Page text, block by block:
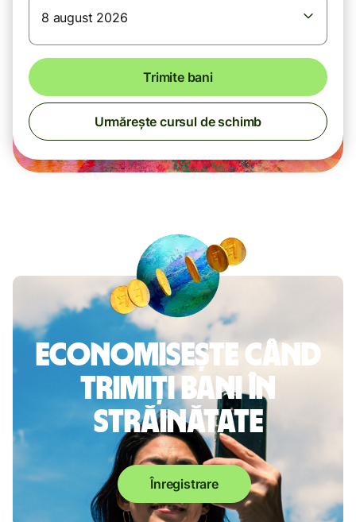
8 august 2026
Trimite bani
Urmărește cursul de schimb
Economisește când
trimiți bani în
străinătate
Înregistrare